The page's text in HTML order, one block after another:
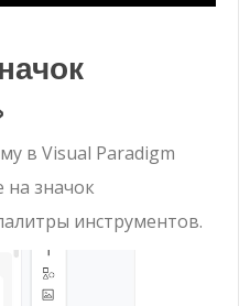
в Visual Paradigm
на значок
инструментов.